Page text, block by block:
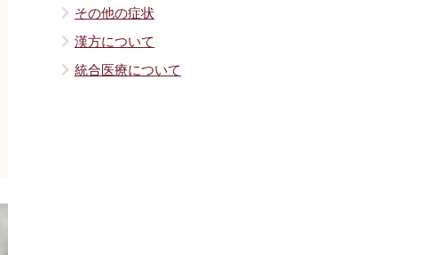
その他の症状
漢方について
統合医療について